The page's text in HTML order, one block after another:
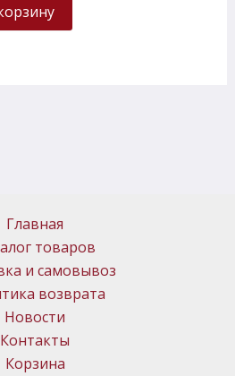
Главная
товаров
и самовывоз
возврата
Новости
Контакты
Корзина